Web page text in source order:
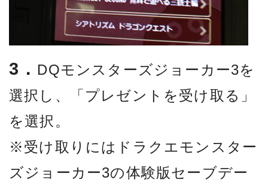
3． DQモンスターズジョーカー3を
選択し、「プレゼントを受け取る」
を選択。
※受け取りにはドラクエモンスター
ズジョーカー3の体験版セーブデー